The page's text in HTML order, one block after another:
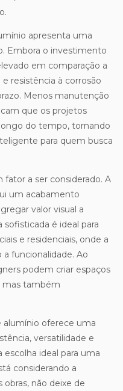
apresenta uma
Embora o investimento
em comparação a
resistência à corrosão
Menos manutenção
que os projetos
do tempo, tornando
para quem busca
a ser considerado. A
um acabamento
valor visual a
é ideal para
e residenciais, onde a
funcionalidade. Ao
podem criar espaços
mas também
alumínio oferece uma
versatilidade e
ideal para uma
considerando a
não deixe de